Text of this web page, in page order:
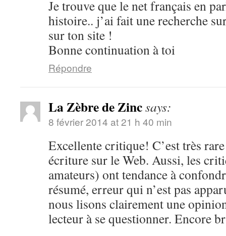
Je trouve que le net français en
histoire.. j’ai fait une recherche
sur ton site !
Bonne continuation à toi
Répondre
La Zèbre de Zincsays:
8 février 2014 at 21 h 40 min
Excellente critique! C’est très
écriture sur le Web. Aussi, les
amateurs) ont tendance à
résumé, erreur qui n’est pas
nous lisons clairement une
lecteur à se questionner. Encore